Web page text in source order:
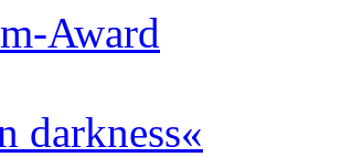
Award
darkness«